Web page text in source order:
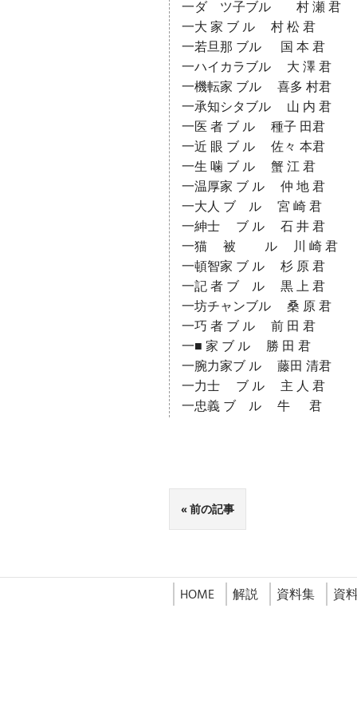
一ダゞツ子ブル 村 瀬 君
一大 家 ブ ル 村 松 君
一若旦那 ブル 国 本 君
一ハイカラブル 大 澤 君
一機転家 ブル 喜多 村君
一承知シタブル 山 内 君
一医 者 ブ ル 種子 田君
一近 眼 ブ ル 佐々 本君
一生 噛 ブ ル 蟹 江 君
一温厚家 ブ ル 仲 地 君
一大人 ブ ル 宮 崎 君
一紳士 ブ ル 石 井 君
一猫 被 ル 川 崎 君
一頓智家 ブ ル 杉 原 君
一記 者 ブ ル 黒 上 君
一坊チャンブル 桑 原 君
一巧 者 ブ ル 前 田 君
一■ 家 ブ ル 勝 田 君
一腕力家ブ ル 藤田 清君
一力士 ブ ル 主 人 君
一忠義 ブ ル 牛 君
前の記事
HOME 解説 資料集 資